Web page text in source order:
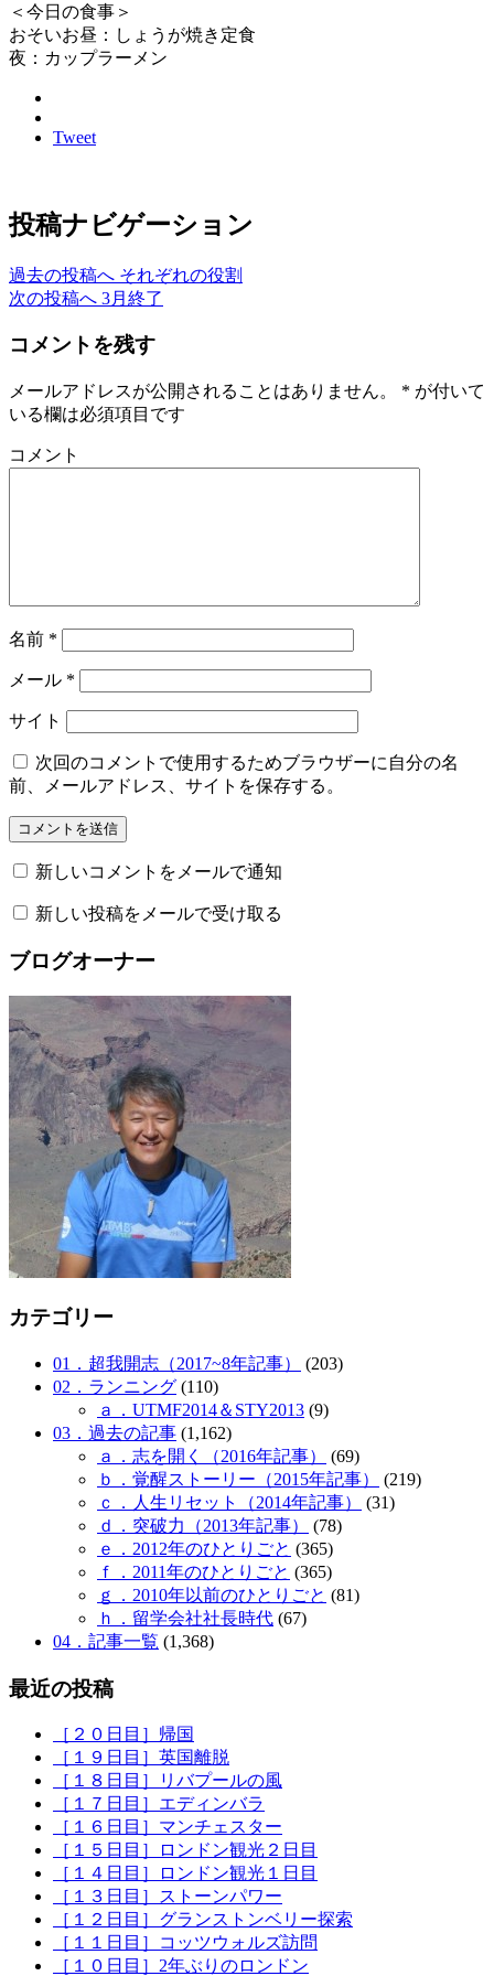
＜今日の食事＞
おそいお昼：しょうが焼き定食
夜：カップラーメン
Tweet
投稿ナビゲーション
過去の投稿へ それぞれの役割
次の投稿へ 3月終了
コメントを残す
メールアドレスが公開されることはありません。 * が付いて
いる欄は必須項目です
コメント
名前 *
メール *
サイト
次回のコメントで使用するためブラウザーに自分の名
前、メールアドレス、サイトを保存する。
新しいコメントをメールで通知
新しい投稿をメールで受け取る
ブログオーナー
カテゴリー
01．超我開志（2017~8年記事）
(203)
02．ランニング (110)
ａ．UTMF2014＆STY2013 (9)
03．過去の記事 (1,162)
ａ．志を開く（2016年記事）
(69)
ｂ．覚醒ストーリー（2015年記事）
(219)
ｃ．人生リセット（2014年記事）
(31)
ｄ．突破力（2013年記事）
(78)
ｅ．2012年のひとりごと (365)
ｆ．2011年のひとりごと (365)
ｇ．2010年以前のひとりごと (81)
ｈ．留学会社社長時代 (67)
04．記事一覧 (1,368)
最近の投稿
［２０日目］帰国
［１９日目］英国離脱
［１８日目］リバプールの風
［１７日目］エディンバラ
［１６日目］マンチェスター
［１５日目］ロンドン観光２日目
［１４日目］ロンドン観光１日目
［１３日目］ストーンパワー
［１２日目］グランストンベリー探索
［１１日目］コッツウォルズ訪問
［１０日目］2年ぶりのロンドン